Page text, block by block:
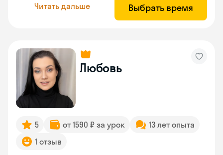
Читать дальше Выбрать время
Любовь
5 от 1590 ₽ за урок
13 лет опыта
1 отзыв